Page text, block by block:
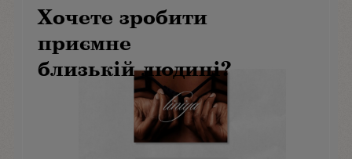
Хочете зробити
приємне
близькій людині?